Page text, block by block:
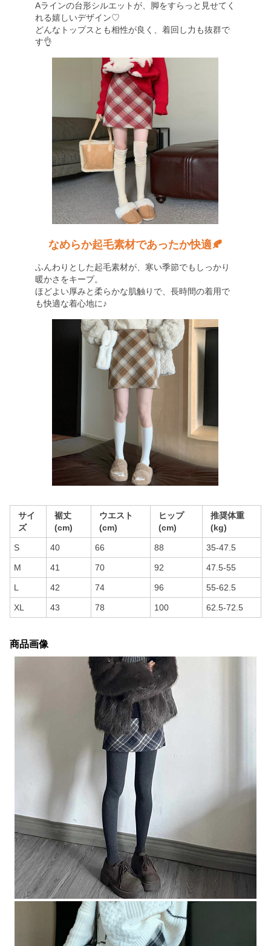
Aラインの台形シルエットが、脚をすらっと見せてく
れる嬉しいデザイン♡
どんなトップスとも相性が良く、着回し力も抜群で
す👌
なめらか起毛素材であったか快適🍂
ふんわりとした起毛素材が、寒い季節でもしっかり
暖かさをキープ。
ほどよい厚みと柔らかな肌触りで、長時間の着用で
も快適な着心地に♪
サイ
ズ
裾丈
(cm)
ウエスト
(cm)
ヒップ
(cm)
推奨体重
(kg)
S 40 66 88 35-47.5
M 41 70 92 47.5-55
L 42 74 96 55-62.5
XL 43 78 100 62.5-72.5
商品画像